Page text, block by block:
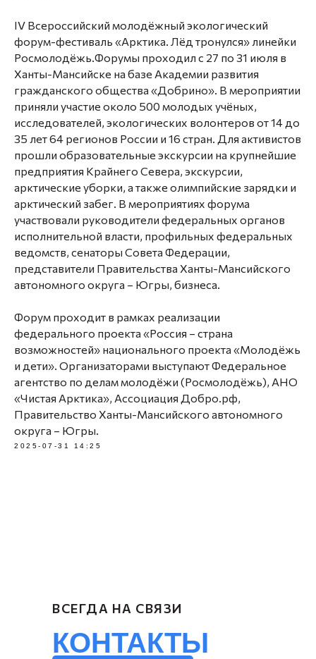
IV Всероссийский молодёжный экологический
форум-фестиваль «Арктика. Лёд тронулся» линейки
Росмолодёжь.Форумы проходил с 27 по 31 июля в
Ханты-Мансийске на базе Академии развития
гражданского общества «Добрино». В мероприятии
приняли участие около 500 молодых учёных,
исследователей, экологических волонтеров от 14 до
35 лет 64 регионов России и 16 стран. Для активистов
прошли образовательные экскурсии на крупнейшие
предприятия Крайнего Севера, экскурсии,
арктические уборки, а также олимпийские зарядки и
арктический забег. В мероприятиях форума
участвовали руководители федеральных органов
исполнительной власти, профильных федеральных
ведомств, сенаторы Совета Федерации,
представители Правительства Ханты-Мансийского
автономного округа – Югры, бизнеса.
Форум проходит в рамках реализации
федерального проекта «Россия – страна
возможностей» национального проекта «Молодёжь
и дети». Организаторами выступают Федеральное
агентство по делам молодёжи (Росмолодёжь), АНО
«Чистая Арктика», Ассоциация Добро.рф,
Правительство Ханты-Мансийского автономного
округа – Югры.
2025-07-31 14:25
КОНТАКТЫ
ВСЕГДА НА СВЯЗИ